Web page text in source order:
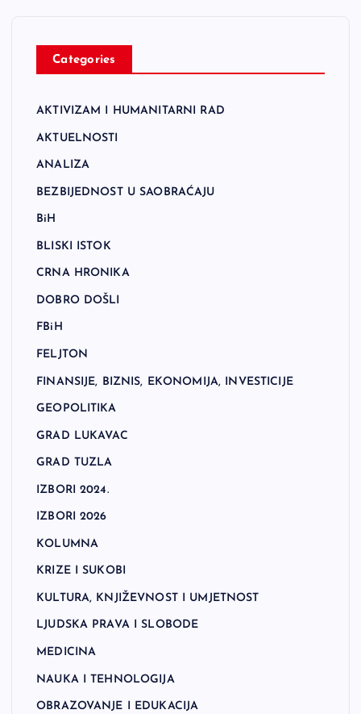
Categories
AKTIVIZAM I HUMANITARNI RAD
AKTUELNOSTI
ANALIZA
BEZBIJEDNOST U SAOBRAĆAJU
BiH
BLISKI ISTOK
CRNA HRONIKA
DOBRO DOŠLI
FBiH
FELJTON
FINANSIJE, BIZNIS, EKONOMIJA, INVESTICIJE
GEOPOLITIKA
GRAD LUKAVAC
GRAD TUZLA
IZBORI 2024.
IZBORI 2026
KOLUMNA
KRIZE I SUKOBI
KULTURA, KNJIŽEVNOST I UMJETNOST
LJUDSKA PRAVA I SLOBODE
MEDICINA
NAUKA I TEHNOLOGIJA
OBRAZOVANJE I EDUKACIJA